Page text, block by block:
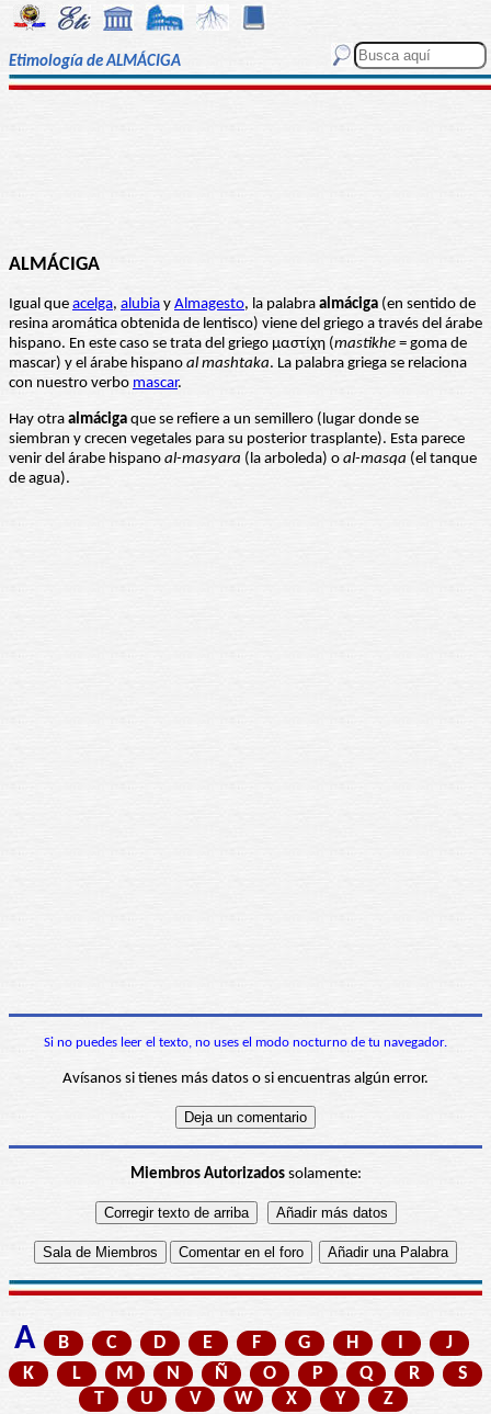
Etimología de ALMÁCIGA
ALMÁCIGA
Igual que acelga, alubia y Almagesto, la palabra almáciga (en sentido de
resina aromática obtenida de lentisco) viene del griego a través del árabe
hispano. En este caso se trata del griego μαστίχη (mastikhe = goma de
mascar) y el árabe hispano al mashtaka. La palabra griega se relaciona
con nuestro verbo mascar.
Hay otra almáciga que se refiere a un semillero (lugar donde se
siembran y crecen vegetales para su posterior trasplante). Esta parece
venir del árabe hispano al-masyara (la arboleda) o al-masqa (el tanque
de agua).
Si no puedes leer el texto, no uses el modo nocturno de tu navegador.
Avísanos si tienes más datos o si encuentras algún error.
Miembros Autorizadossolamente:
A B C D E F G H I
J
K
L M N Ñ O P Q R
S
T
U V W X Y Z